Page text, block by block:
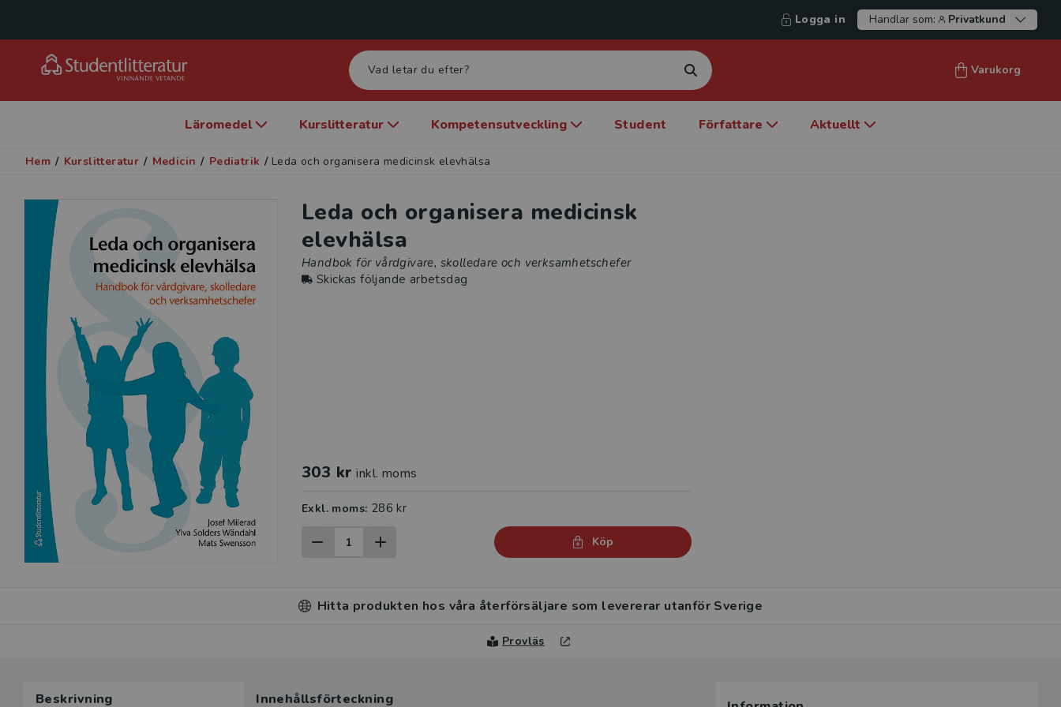
Logga in Handlar som: Privatkund
Varukorg
Läromedel Kurslitteratur Kompetensutveckling Student Författare Aktuellt
Hem / Kurslitteratur / Medicin / Pediatrik / Leda och organisera medicinsk elevhälsa
Leda och organisera medicinsk
elevhälsa
Handbok för vårdgivare, skolledare och verksamhetschefer
Skickas följande arbetsdag
303 kr inkl. moms
Exkl. moms: 286 kr
Köp
Hitta produkten hos våra återförsäljare som levererar utanför Sverige
Provläs
Beskrivning Innehållsförteckning